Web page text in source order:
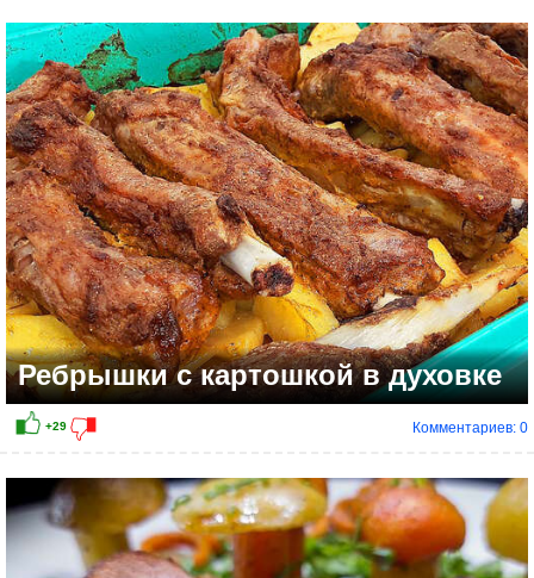
+11
Ребрышки с картошкой в духовке
Комментариев: 0